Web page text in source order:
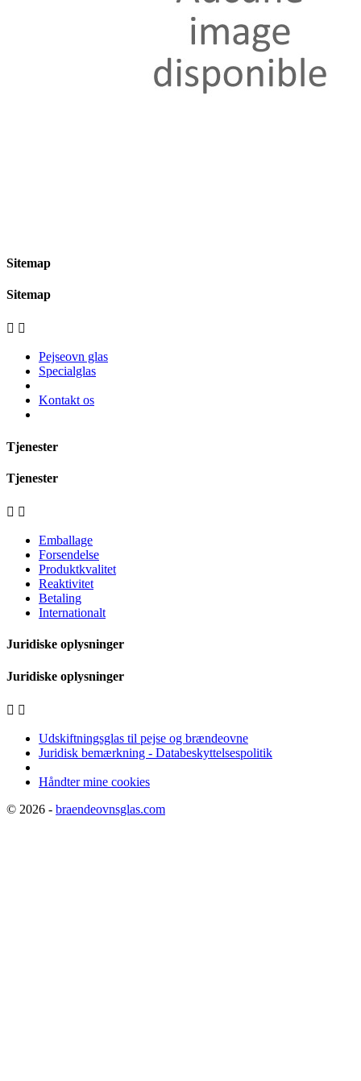
Sitemap
Sitemap
 
Pejseovn glas
Specialglas
Kontakt os
Tjenester
Tjenester
 
Emballage
Forsendelse
Produktkvalitet
Reaktivitet
Betaling
Internationalt
Juridiske oplysninger
Juridiske oplysninger
 
Udskiftningsglas til pejse og brændeovne
Juridisk bemærkning - Databeskyttelsespolitik
Håndter mine cookies
© 2026 - braendeovnsglas.com